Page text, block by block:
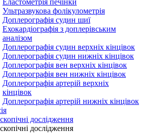
Еластометрія печінки
Ультразвукова фолікулометрія
Доплерографія судин шиї
Ехокардіографія з доплерівським
аналізом
Доплерографія судин верхніх кінцівок
Доплерографія судин нижніх кінцівок
Доплерографія вен верхніх кінцівок
Доплерографія вен нижніх кінцівок
Доплерографія артерій верхніх
кінцівок
Доплерографія артерій нижніх кінцівок
дослідження
дослідження